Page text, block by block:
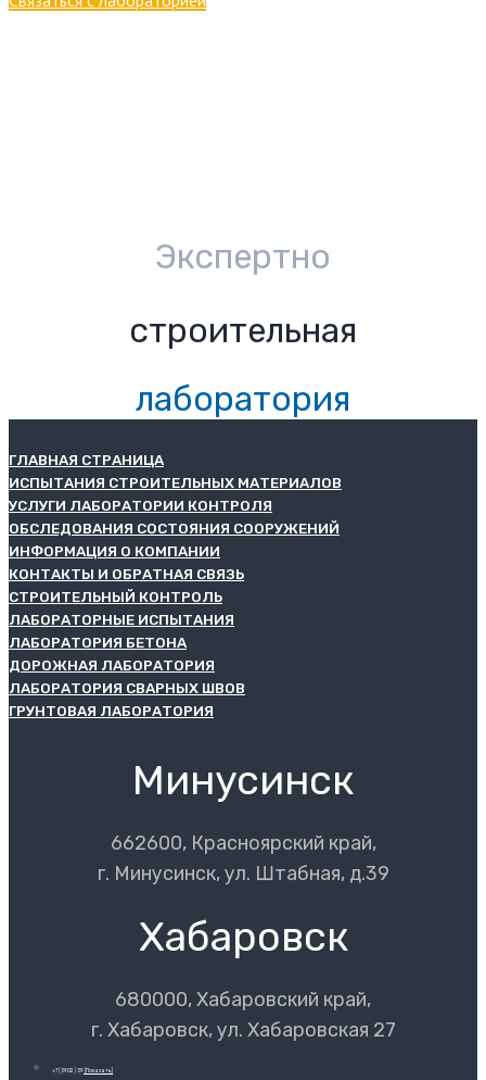
Экспертно
строительная
лаборатория
ГЛАВНАЯ СТРАНИЦА
ИСПЫТАНИЯ СТРОИТЕЛЬНЫХ МАТЕРИАЛОВ
УСЛУГИ ЛАБОРАТОРИИ КОНТРОЛЯ
ОБСЛЕДОВАНИЯ СОСТОЯНИЯ СООРУЖЕНИЙ
ИНФОРМАЦИЯ О КОМПАНИИ
КОНТАКТЫ И ОБРАТНАЯ СВЯЗЬ
СТРОИТЕЛЬНЫЙ КОНТРОЛЬ
ЛАБОРАТОРНЫЕ ИСПЫТАНИЯ
ЛАБОРАТОРИЯ БЕТОНА
ДОРОЖНАЯ ЛАБОРАТОРИЯ
ЛАБОРАТОРИЯ СВАРНЫХ ШВОВ
ГРУНТОВАЯ ЛАБОРАТОРИЯ
Минусинск
662600, Красноярский край,
г. Минусинск, ул. Штабная, д.39
Хабаровск
680000, Хабаровский край,
г. Хабаровск, ул. Хабаровская 27
+7 (3902) 39 [Показать]